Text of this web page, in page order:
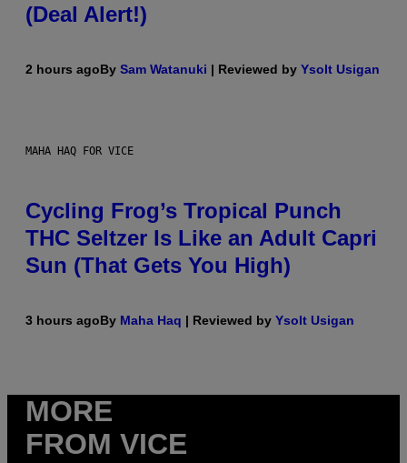
(Deal Alert!)
2 hours agoBy Sam Watanuki | Reviewed by Ysolt Usigan
MAHA HAQ FOR VICE
Cycling Frog’s Tropical Punch
THC Seltzer Is Like an Adult Capri
Sun (That Gets You High)
3 hours agoBy Maha Haq | Reviewed by Ysolt Usigan
MORE
FROM VICE